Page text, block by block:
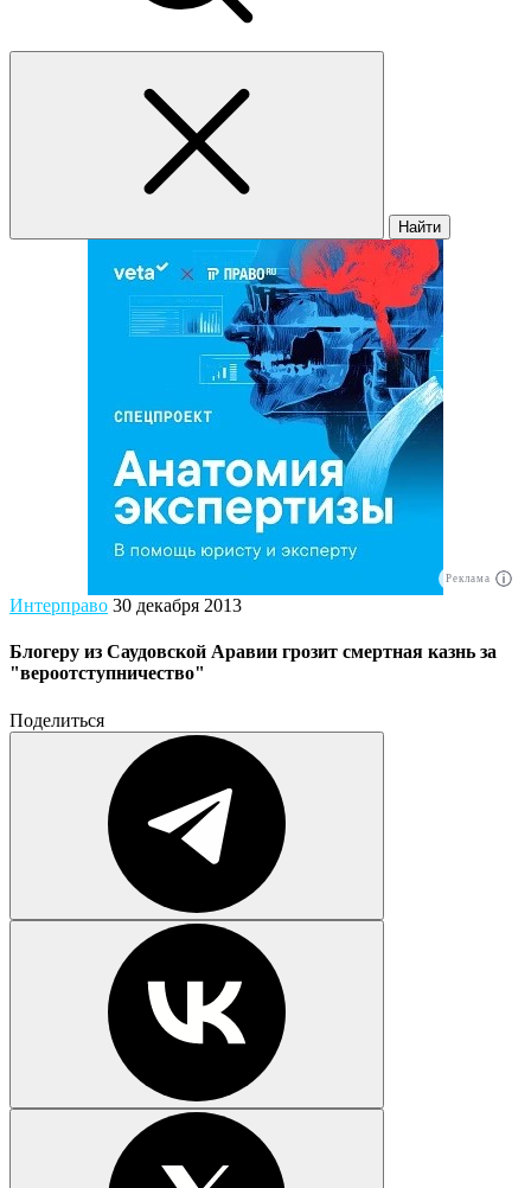
Найти
Реклама
Интерправо 30 декабря 2013
Блогеру из Саудовской Аравии грозит смертная казнь за
"вероотступничество"
Поделиться